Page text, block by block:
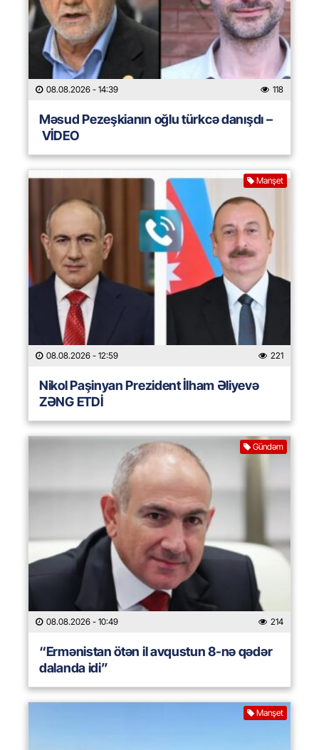
08.08.2026 - 14:39 118
Məsud Pezeşkianın oğlu türkcə danışdı –
VİDEO
Manşet
08.08.2026 - 12:59 221
Nikol Paşinyan Prezident İlham Əliyevə
ZƏNG ETDİ
Gündəm
08.08.2026 - 10:49 214
“Ermənistan ötən il avqustun 8-nə qədər
dalanda idi”
Manşet